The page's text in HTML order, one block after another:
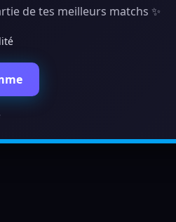
de tes meilleurs matchs ✨